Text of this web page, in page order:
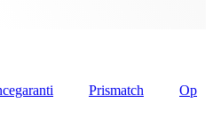
Prismatch
Op